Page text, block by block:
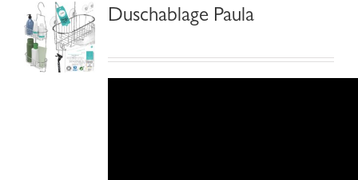
Duschablage Paula